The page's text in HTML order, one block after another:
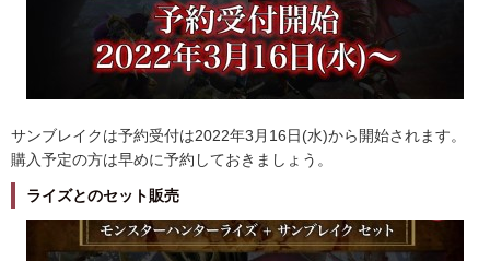
サンブレイクは予約受付は2022年3月16日(水)から開始されます。
購入予定の方は早めに予約しておきましょう。
ライズとのセット販売